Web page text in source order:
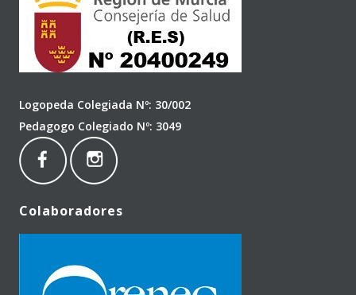
Logopeda Colegiada Nº: 30/002
Pedagogo Colegiado Nº: 3049
Colaboradores